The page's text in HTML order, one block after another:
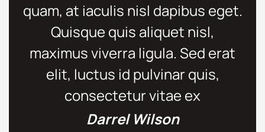
quam, at iaculis nisl dapibus eget.
Quisque quis aliquet nisl,
maximus viverra ligula. Sed erat
elit, luctus id pulvinar quis,
consectetur vitae ex
Darrel Wilson